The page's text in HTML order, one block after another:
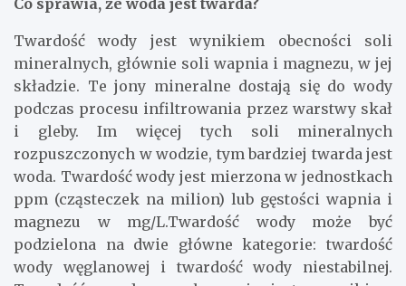
Co sprawia, że woda jest twarda?
Twardość wody jest wynikiem obecności soli
mineralnych, głównie soli wapnia i magnezu, w jej
składzie. Te jony mineralne dostają się do wody
podczas procesu infiltrowania przez warstwy skał
i gleby. Im więcej tych soli mineralnych
rozpuszczonych w wodzie, tym bardziej twarda jest
woda. Twardość wody jest mierzona w jednostkach
ppm (cząsteczek na milion) lub gęstości wapnia i
magnezu w mg/L.Twardość wody może być
podzielona na dwie główne kategorie: twardość
wody węglanowej i twardość wody niestabilnej.